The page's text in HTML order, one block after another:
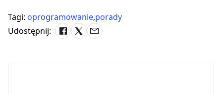
Tagi: oprogramowanie,porady
Udostępnij: